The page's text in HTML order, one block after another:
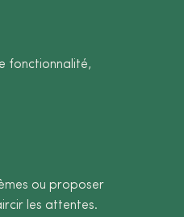
fonctionnalité,
ou proposer
les attentes.